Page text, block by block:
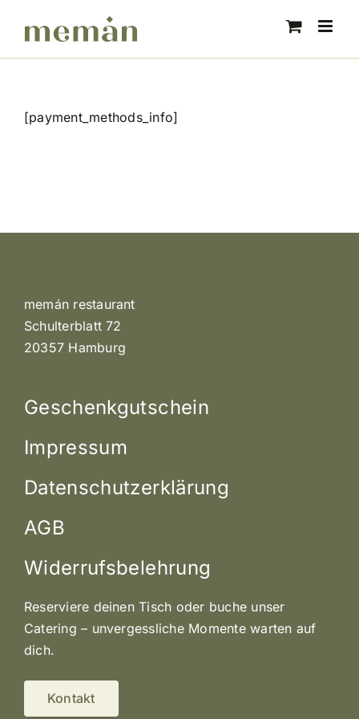
[payment_methods_info]
memán restaurant
Schulterblatt 72
20357 Hamburg
Geschenkgutschein
Impressum
Datenschutzerklärung
AGB
Widerrufsbelehrung
Reserviere deinen Tisch oder buche unser
Catering – unvergessliche Momente warten auf
dich.
Kontakt